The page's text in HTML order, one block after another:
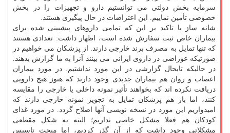
سرمایه بخش دولتی می توانستیم دارو و تجهیزات را در بخش
خصوصی تأمین نماییم. این اعتراضات در حال پیگیری هستند.
شانه ساز با تاکید بر این که تمامی داروهای پیشبینی شده برای
بیماران خاص ثبت سفارش شده است، اظهار داشت: تعدادی هستند
که تنها تمایل به مصرف برند خارجی دارند. از پزشکان می خواهیم در
صورتیکه عوراضی در داروی ایرانی می بینند آنرا به ما گزارش بدهند.
در حالیکه تابحال گزارشی در این مورد نداشتیم. در مورد بیماران
اعصاب و روان هم بیماران جدیدی وجود دارند که هنوز هیچ دارویی
دریافت نکرده اند که بخواهند تأثیر نمونه داخلی یا خارجی را مقایسه
کنند، اما باز هم پزشکان تمایل به تجویز نمونه خارجی دارند که
امیدواریم این مورد در نسخه نویسی آنها اصلاح گردد. در مورد غذای
کودکان هم فعلا مشکل خاصی نداریم؛ البته به شکل مقطعی
مشکلاتی وجود داشت که از آن گذر کردیم، اما مبحث تاسیس